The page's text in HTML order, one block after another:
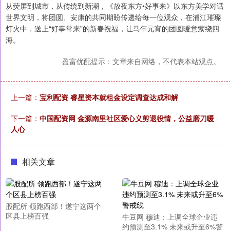
从荧屏到城市，从传统到新潮，《放夜东方•好事来》以东方美学对话
世界文明，将团圆、安康的共同期盼传递给每一位观众，在浦江璀璨
灯火中，送上“好事常来”的新春祝福，让马年元宵的团圆暖意萦绕四
海。
盈富优配提示：文章来自网络，不代表本站观点。
上一篇： 宝利配资 睿星资本就租金设定调查达成和解
下一篇： 中国配资网 金源南里社区爱心义剪退役情，公益磨刀暖
人心
相关文章
股配所 领跑西部！遂宁这两个
区县上榜百强
牛豆网 穆迪：上调全球企业违
约预测至3.1% 未来或升至6%警